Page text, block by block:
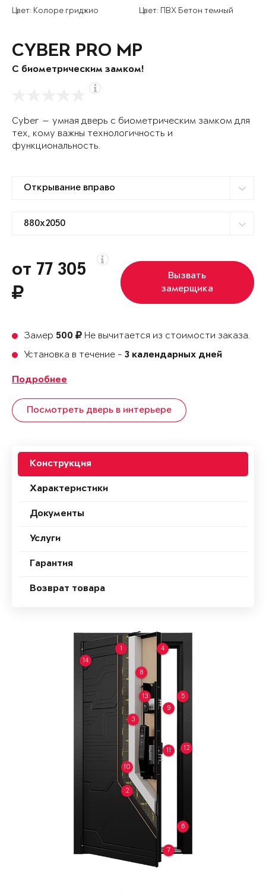
Цвет: Колоре гриджио Цвет: ПВХ Бетон темный
CYBER PRO MP
С биометрическим замком!
Cyber — умная дверь с биометрическим замком для
тех, кому важны технологичность и
функциональность.
от 77 305
Вызвать
замерщика
Замер 500
Не вычитается из стоимости заказа.
Установка в течение - 3 календарных дней
Подробнее
Посмотреть дверь в интерьере
Конструкция
Характеристики
Документы
Услуги
Гарантия
Возврат товара
1
2
3
4
5
6
7
8
9
10
11 12
13
14